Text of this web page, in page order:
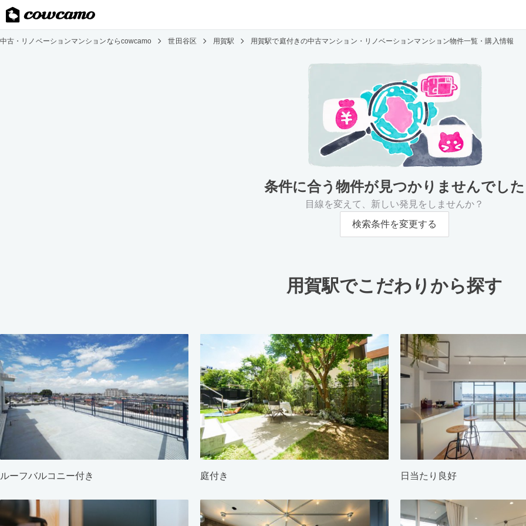
中古・リノベーションマンションならcowcamo 世田谷区 用賀駅 用賀駅で庭付きの中古マンション・リノベーションマンション物件一覧・購入情報
条件に合う物件が見つかりませんでした
目線を変えて、新しい発見をしませんか？
検索条件を変更する
用賀駅でこだわりから探す
ルーフバルコニー付き 庭付き 日当たり良好